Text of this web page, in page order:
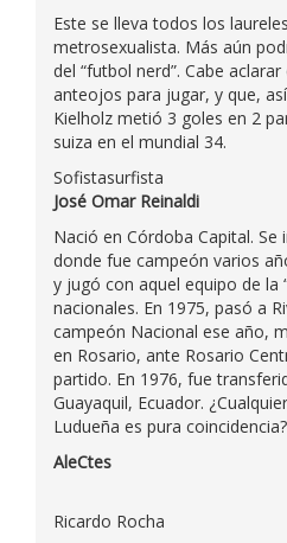
Este se lleva todos los
metrosexualista. Más aún
del “futbol nerd”. Cabe
anteojos para jugar, y que,
Kielholz metió 3 goles en 2
suiza en el mundial 34.
Sofistasurfista
José Omar Reinaldi
Nació en Córdoba Capital. Se
donde fue campeón varios
y jugó con aquel equipo de la
nacionales. En 1975, pasó a
campeón Nacional ese año,
en Rosario, ante Rosario
partido. En 1976, fue
Guayaquil, Ecuador.
Ludueña es pura coincidencia?
AleCtes
Ricardo Rocha